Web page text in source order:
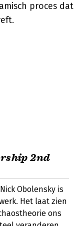
proces dat
2nd
Obolensky is
Het laat zien
ons